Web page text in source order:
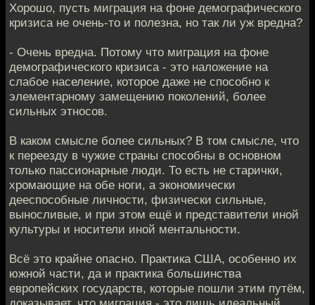
Хорошо, пусть миграция на фоне демографического
кризиса не очень-то и полезна, но так ли уж вредна?
- Очень вредна. Потому что миграция на фоне
демографического кризиса - это наложение на
слабое население, которое даже не способно к
элементарному замещению поколений, более
сильных этносов.
В каком смысле более сильных? В том смысле, что
к переезду в чужие страны способны в основном
только пассионарные люди. То есть не старички,
хромающие на обе ноги, а экономически
дееспособные личности, физически сильные,
выносливые, и при этом ещё и представители иной
культуры и носители иной ментальности.
Всё это крайне опасно. Практика США, особенно их
южной части, да и практика большинства
европейских государств, которые пошли этим путём,